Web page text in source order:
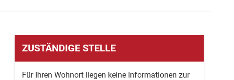
ZUSTÄNDIGE STELLE
Für Ihren Wohnort liegen keine Informationen zur